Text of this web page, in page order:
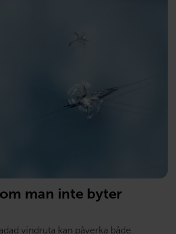
man inte byter
vindruta kan påverka både